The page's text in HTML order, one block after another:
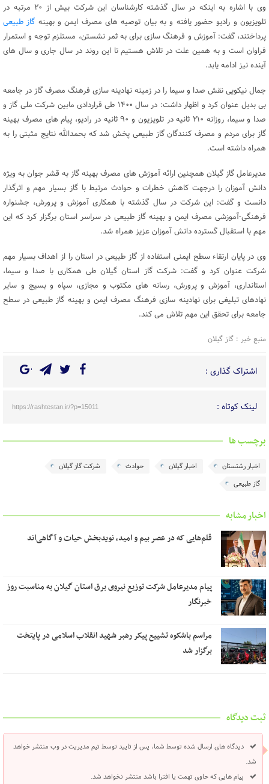
وی با اشاره به اینکه در سال گذشته کارشناسان این شرکت بیش از ۲۰ مرتبه در
تلویزیون و رادیو حضور یافته و به بیان توصیه های مصرف ایمن و بهینه گاز طبیعی
پرداختند، گفت: آموزش و فرهنگ سازی برای به ثمر نشستن، مستلزم توجه و استمرار
فراوان است و به همین علت در تلاش هستیم تا این روند در سال جاری و سال های
آینده نیز ادامه یابد.
جمال نیکویی نقش صدا و سیما را در زمینه نهادینه سازی فرهنگ مصرف گاز در جامعه
بی بدیل عنوان کرد و اظهار داشت: در سال ۱۴۰۰ طی قراردادی مابین شرکت ملی گاز و
صدا و سیما، روزانه ۲۱۰ ثانیه در تلویزیون و ۹۰ ثانیه در رادیو، پیام های مصرف بهینه
گاز برای مردم و مصرف کنندگان گاز طبیعی پخش شد که بحمدالله نتایج مثبتی را به
همراه داشته است.
مدیرعامل گاز گیلان همچنین ارائه آموزش های مصرف بهینه گاز به قشر جوان به ویژه
دانش آموزان را درجهت کاهش خطرات و حوادث مرتبط با گاز بسیار مهم و اثرگذار
دانست و گفت: این شرکت در سال گذشته با همکاری آموزش و پرورش، جشنواره
فرهنگی-آموزشی مصرف ایمن و بهینه گاز طبیعی در سراسر استان برگزار کرد که این
مهم با استقبال گسترده دانش آموزان عزیز همراه شد.
وی در پایان ارتقاء سطح ایمنی استفاده از گاز طبیعی در استان را از اهداف بسیار مهم
شرکت عنوان کرد و گفت: شرکت گاز استان گیلان طی همکاری با صدا و سیما،
استانداری، آموزش و پرورش، رسانه های مکتوب و مجازی، سپاه و بسیج و سایر
نهادهای تبلیغی برای نهادینه سازی فرهنگ مصرف ایمن و بهینه گاز طبیعی در سطح
جامعه برای تحقق این مهم تلاش می کند.
منبع خبر : گاز گیلان
اشتراک گذاری :
لینک کوتاه : https://rashtestan.ir/?p=15011
برچسب ها
اخبار رشتستان اخبار گیلان حوادث
شرکت گاز گیلان
گاز طبیعی
اخبار مشابه
قلم‌هایی که در عصر بیم و امید، نویدبخش حیات و آگاهی‌اند
پیام مدیرعامل شرکت توزیع نیروی برق استان گیلان به مناسبت روز
خبرنگار ‌
مراسم باشکوه تشییع پیکر رهبر شهید انقلاب اسلامی در پایتخت
برگزار شد
ثبت دیدگاه
دیدگاه های ارسال شده توسط شما، پس از تایید توسط تیم مدیریت در وب منتشر خواهد
شد.
پیام هایی که حاوی تهمت یا افترا باشد منتشر نخواهد شد.